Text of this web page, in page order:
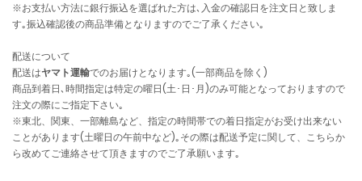
※お支払い方法に銀行振込を選ばれた方は､入金の確認日を注文日と致しま
す｡振込確認後の商品準備となりますのでご了承ください｡
配送について
配送はヤマト運輸でのお届けとなります｡(一部商品を除く)
商品到着日､時間指定は特定の曜日(土･日･月)のみ可能となっておりますので
注文の際にご指定下さい｡
※東北、関東、一部離島など、指定の時間帯での着日指定がお受け出来ない
ことがあります(土曜日の午前中など)｡その際は配送予定に関して、こちらか
ら改めてご連絡させて頂きますのでご了承願います｡